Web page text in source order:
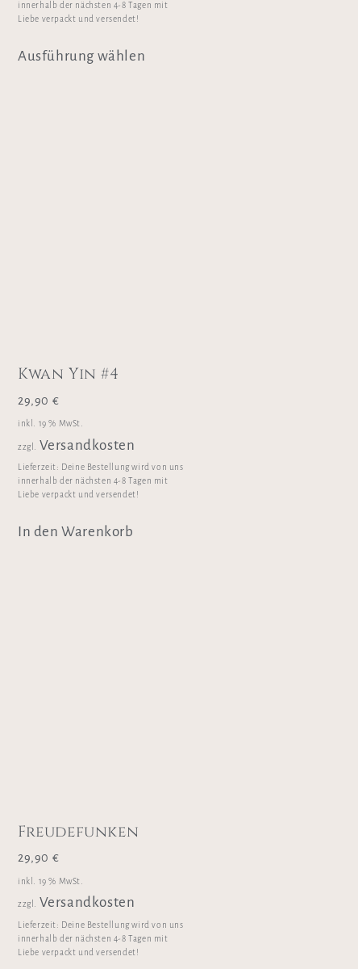
innerhalb der nächsten 4-8 Tagen mit
Liebe verpackt und versendet!
Ausführung wählen
Kwan Yin #4
29,90 €
inkl. 19 % MwSt.
zzgl. Versandkosten
Lieferzeit: Deine Bestellung wird von uns
innerhalb der nächsten 4-8 Tagen mit
Liebe verpackt und versendet!
In den Warenkorb
Freudefunken
29,90 €
inkl. 19 % MwSt.
zzgl. Versandkosten
Lieferzeit: Deine Bestellung wird von uns
innerhalb der nächsten 4-8 Tagen mit
Liebe verpackt und versendet!